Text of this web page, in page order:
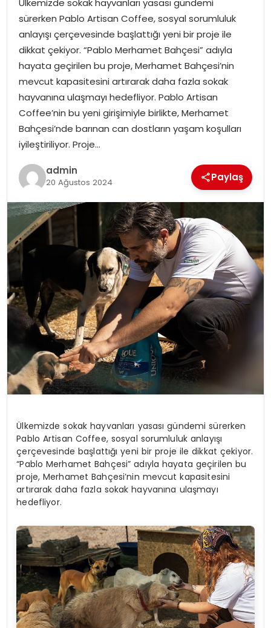
YAŞAM
MAGAZIN
SAĞLIK
SOSYAL HABER
Ülkemizde sokak hayvanları yasası gündemi
sürerken Pablo Artisan Coffee, sosyal sorumluluk
anlayışı çerçevesinde başlattığı yeni bir proje ile
dikkat çekiyor. “Pablo Merhamet Bahçesi” adıyla
hayata geçirilen bu proje, Merhamet Bahçesi’nin
mevcut kapasitesini artırarak daha fazla sokak
hayvanına ulaşmayı hedefliyor. Pablo Artisan
Coffee’nin bu yeni girişimiyle birlikte, Merhamet
Bahçesi’nde barınan can dostların yaşam koşulları
iyileştiriliyor. Proje…
admin
20 Ağustos 2024 Paylaş
Ülkemizde sokak hayvanları yasası gündemi sürerken
Pablo Artisan Coffee, sosyal sorumluluk anlayışı
çerçevesinde başlattığı yeni bir proje ile dikkat çekiyor.
“Pablo Merhamet Bahçesi” adıyla hayata geçirilen bu
proje, Merhamet Bahçesi’nin mevcut kapasitesini
artırarak daha fazla sokak hayvanına ulaşmayı
hedefliyor.